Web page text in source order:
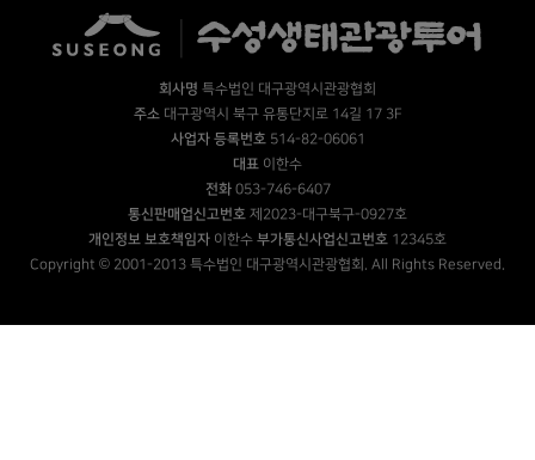
회사명 특수법인 대구광역시관광협회
주소대구광역시 북구 유통단지로 14길 17 3F
사업자 등록번호514-82-06061
대표 이한수
전화053-746-6407
통신판매업신고번호 제2023-대구북구-0927호
개인정보 보호책임자 이한수 부가통신사업신고번호 12345호
Copyright © 2001-2013 특수법인 대구광역시관광협회. All Rights Reserved.